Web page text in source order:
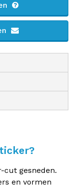
gesneden.
en vormen